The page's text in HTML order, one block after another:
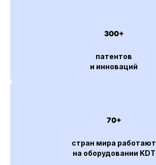
300+
патентов
и инноваций
70+
стран мира работают
на оборудовании KDT